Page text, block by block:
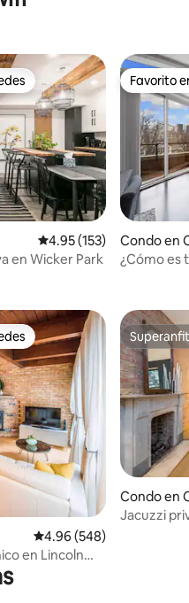
preferido
Calificación promedio:
4.95 (153)
en Wicker Park
Favorito
Favorito
Condo en
¿Cómo es
preferido
Calificación promedio:
4.96 (548)
en Lincoln
Condo en
Jacuzzi